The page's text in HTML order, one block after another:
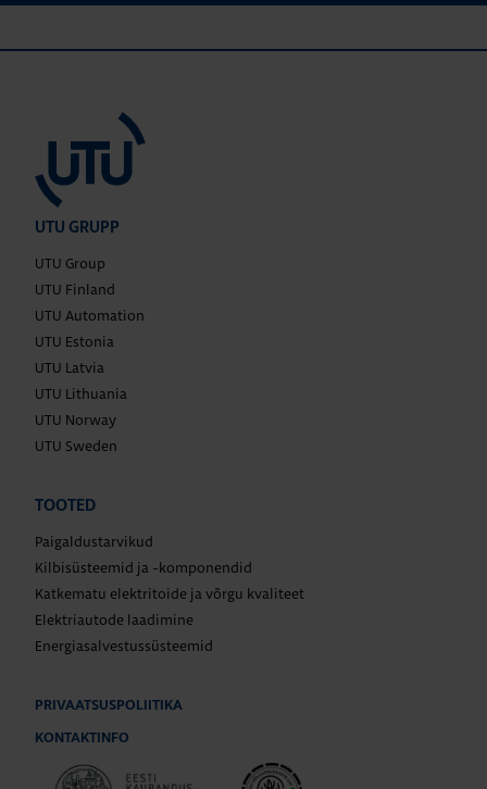
UTU GRUPP
UTU Group
UTU Finland
UTU Automation
UTU Estonia
UTU Latvia
UTU Lithuania
UTU Norway
UTU Sweden
TOOTED
Paigaldustarvikud
Kilbisüsteemid ja -komponendid
Katkematu elektritoide ja võrgu kvaliteet
Elektriautode laadimine
Energiasalvestussüsteemid
PRIVAATSUSPOLIITIKA
KONTAKTINFO